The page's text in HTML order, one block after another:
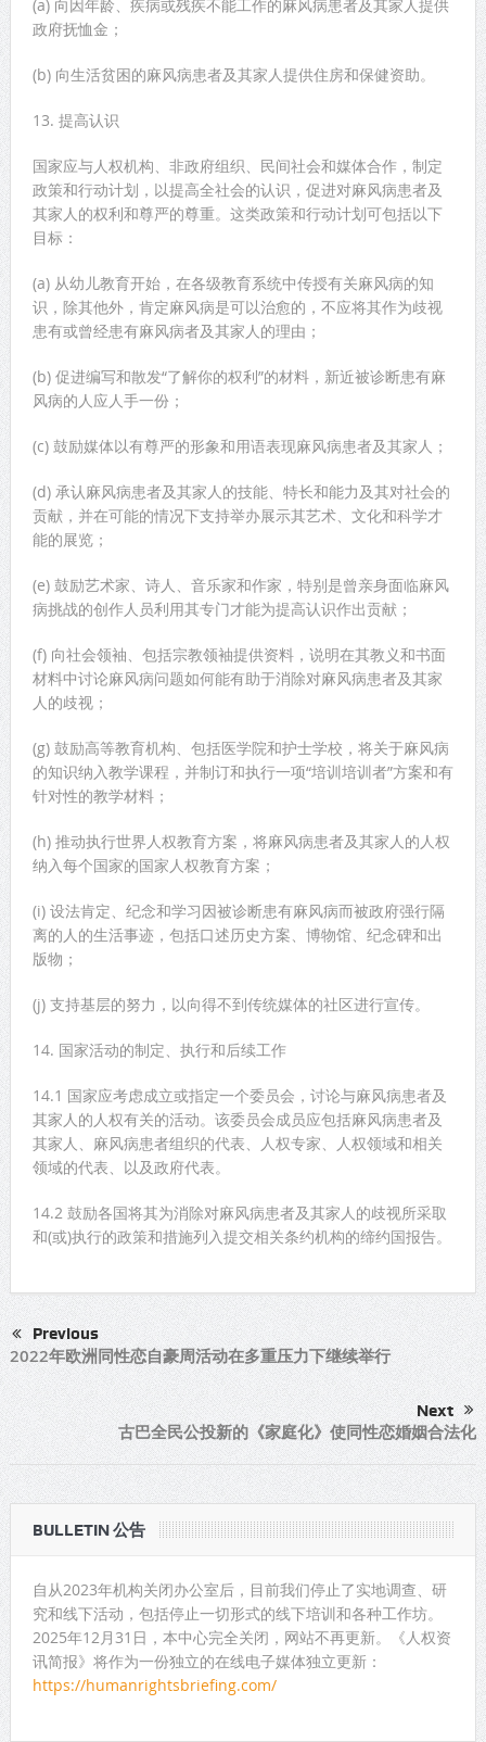
(a) 向因年龄、疾病或残疾不能工作的麻风病患者及其家人提供
政府抚恤金；
(b) 向生活贫困的麻风病患者及其家人提供住房和保健资助。
13. 提高认识
国家应与人权机构、非政府组织、民间社会和媒体合作，制定
政策和行动计划，以提高全社会的认识，促进对麻风病患者及
其家人的权利和尊严的尊重。这类政策和行动计划可包括以下
目标：
(a) 从幼儿教育开始，在各级教育系统中传授有关麻风病的知
识，除其他外，肯定麻风病是可以治愈的，不应将其作为歧视
患有或曾经患有麻风病者及其家人的理由；
(b) 促进编写和散发“了解你的权利”的材料，新近被诊断患有麻
风病的人应人手一份；
(c) 鼓励媒体以有尊严的形象和用语表现麻风病患者及其家人；
(d) 承认麻风病患者及其家人的技能、特长和能力及其对社会的
贡献，并在可能的情况下支持举办展示其艺术、文化和科学才
能的展览；
(e) 鼓励艺术家、诗人、音乐家和作家，特别是曾亲身面临麻风
病挑战的创作人员利用其专门才能为提高认识作出贡献；
(f) 向社会领袖、包括宗教领袖提供资料，说明在其教义和书面
材料中讨论麻风病问题如何能有助于消除对麻风病患者及其家
人的歧视；
(g) 鼓励高等教育机构、包括医学院和护士学校，将关于麻风病
的知识纳入教学课程，并制订和执行一项“培训培训者”方案和有
针对性的教学材料；
(h) 推动执行世界人权教育方案，将麻风病患者及其家人的人权
纳入每个国家的国家人权教育方案；
(i) 设法肯定、纪念和学习因被诊断患有麻风病而被政府强行隔
离的人的生活事迹，包括口述历史方案、博物馆、纪念碑和出
版物；
(j) 支持基层的努力，以向得不到传统媒体的社区进行宣传。
14. 国家活动的制定、执行和后续工作
14.1 国家应考虑成立或指定一个委员会，讨论与麻风病患者及
其家人的人权有关的活动。该委员会成员应包括麻风病患者及
其家人、麻风病患者组织的代表、人权专家、人权领域和相关
领域的代表、以及政府代表。
14.2 鼓励各国将其为消除对麻风病患者及其家人的歧视所采取
和(或)执行的政策和措施列入提交相关条约机构的缔约国报告。
Previous
2022年欧洲同性恋自豪周活动在多重压力下继续举行
Next
古巴全民公投新的《家庭化》使同性恋婚姻合法化
BULLETIN 公告
自从2023年机构关闭办公室后，目前我们停止了实地调查、研
究和线下活动，包括停止一切形式的线下培训和各种工作坊。
2025年12月31日，本中心完全关闭，网站不再更新。《人权资
讯简报》将作为一份独立的在线电子媒体独立更新：
https://humanrightsbriefing.com/